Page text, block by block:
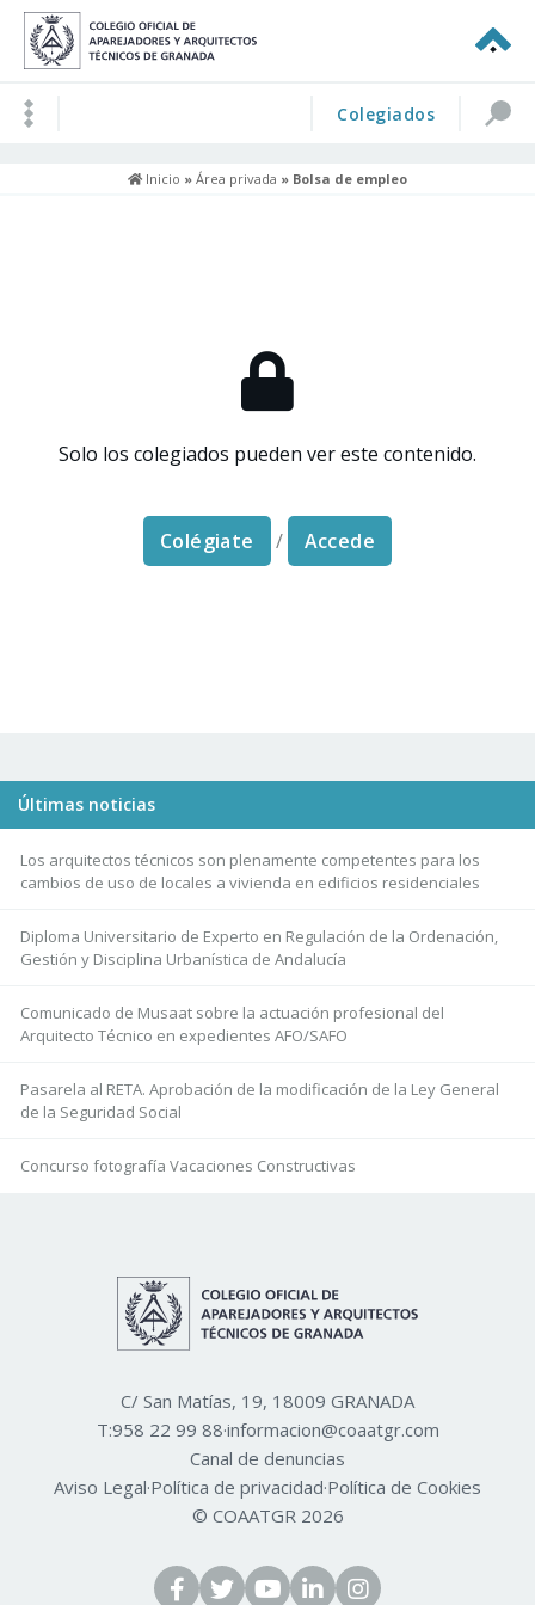
Colegiados
Inicio » Área privada » Bolsa de empleo
Solo los colegiados pueden ver este contenido.
Colégiate / Accede
Últimas noticias
Los arquitectos técnicos son plenamente competentes para los
cambios de uso de locales a vivienda en edificios residenciales
Diploma Universitario de Experto en Regulación de la Ordenación,
Gestión y Disciplina Urbanística de Andalucía
Comunicado de Musaat sobre la actuación profesional del
Arquitecto Técnico en expedientes AFO/SAFO
Pasarela al RETA. Aprobación de la modificación de la Ley General
de la Seguridad Social
Concurso fotografía Vacaciones Constructivas
C/ San Matías, 19, 18009 GRANADA
T:958 22 99 88·informacion@coaatgr.com
Canal de denuncias
Aviso Legal·Política de privacidad·Política de Cookies
© COAATGR 2026